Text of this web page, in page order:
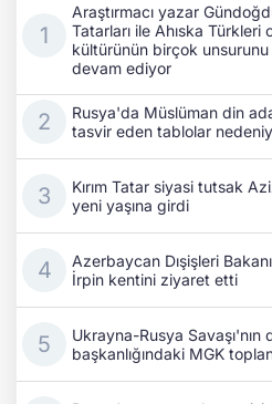
Araştırmacı yazar
Tatarları ile Ahıska Türkleri
kültürünün birçok
devam ediyor
Rusya'da Müslüman din
tasvir eden tablolar
Kırım Tatar siyasi tutsak
yeni yaşına girdi
Azerbaycan Dışişleri
İrpin kentini ziyaret etti
Ukrayna-Rusya Savaşı'nın
başkanlığındaki MGK